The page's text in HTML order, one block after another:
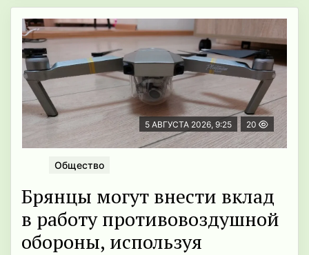
5 АВГУСТА 2026, 9:25 20
Общество
Брянцы могут внести вклад
в работу противовоздушной
обороны, используя